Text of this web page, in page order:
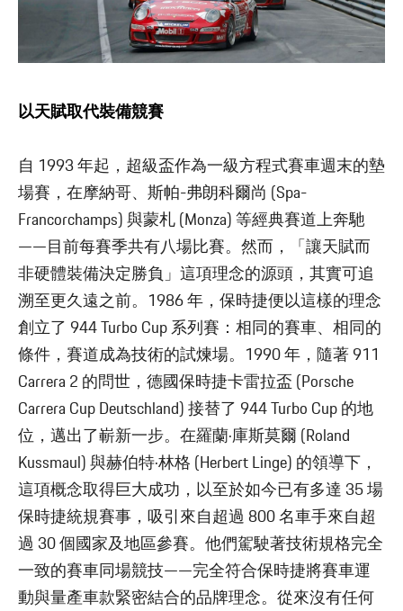
以天賦取代裝備競賽
自 1993 年起，超級盃作為一級方程式賽車週末的墊
場賽，在摩納哥、斯帕-弗朗科爾尚 (Spa-
Francorchamps) 與蒙札 (Monza) 等經典賽道上奔馳
——目前每賽季共有八場比賽。然而，「讓天賦而
非硬體裝備決定勝負」這項理念的源頭，其實可追
溯至更久遠之前。1986 年，保時捷便以這樣的理念
創立了 944 Turbo Cup 系列賽：相同的賽車、相同的
條件，賽道成為技術的試煉場。1990 年，隨著 911
Carrera 2 的問世，德國保時捷卡雷拉盃 (Porsche
Carrera Cup Deutschland) 接替了 944 Turbo Cup 的地
位，邁出了嶄新一步。在羅蘭·庫斯莫爾 (Roland
Kussmaul) 與赫伯特·林格 (Herbert Linge) 的領導下，
這項概念取得巨大成功，以至於如今已有多達 35 場
保時捷統規賽事，吸引來自超過 800 名車手來自超
過 30 個國家及地區參賽。他們駕駛著技術規格完全
一致的賽車同場競技——完全符合保時捷將賽車運
動與量產車款緊密結合的品牌理念。從來沒有任何